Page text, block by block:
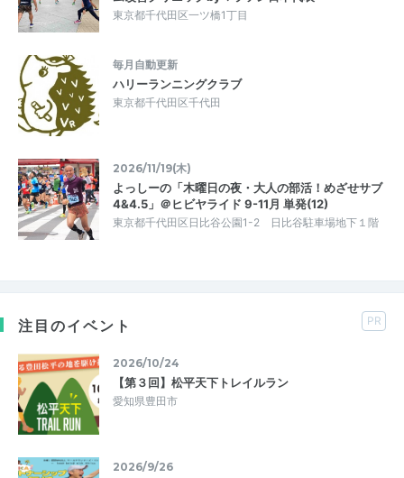
東京都千代田区一ツ橋1丁目
毎月自動更新
ハリーランニングクラブ
東京都千代田区千代田
2026/11/19(木)
よっしーの「木曜日の夜・大人の部活！めざせサブ
4&4.5」＠ヒビヤライド 9-11月 単発(12)
東京都千代田区日比谷公園1-2 日比谷駐車場地下１階
注目のイベント PR
2026/10/24
【第３回】松平天下トレイルラン
愛知県豊田市
2026/9/26